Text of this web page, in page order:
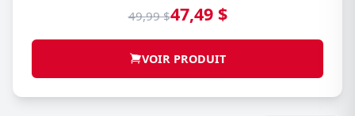
49,99 $47,49 $
VOIR PRODUIT